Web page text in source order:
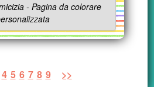
- Pagina da colorare
4 5 6 7 8 9 >>